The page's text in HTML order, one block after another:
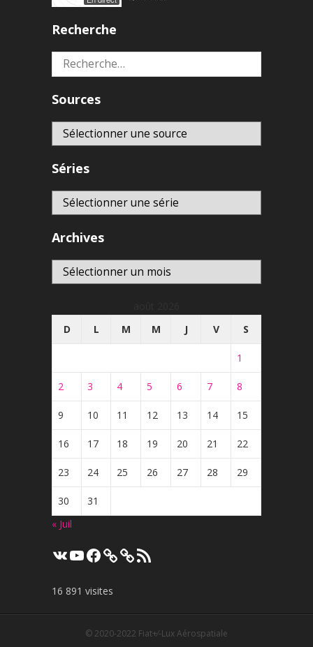
Recherche
Rechercher :
Sources
Séries
Archives
Archives
D
L M M J V S
1
2 3 4 5 6 7 8
9 10 11 12 13 14 15
16 17 18 19 20 21 22
23 24 25 26 27 28 29
30
31
« Juil
VK YouTube
Facebook Flux
RSS
16 891 visites
© 2020-2022 Fiat+⁄-Lux Aérospatiale